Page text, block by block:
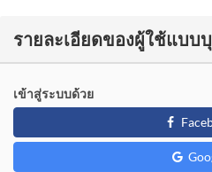
รายละเอียดของผู้ใช้แบบ
เข้าสู่ระบบด้วย